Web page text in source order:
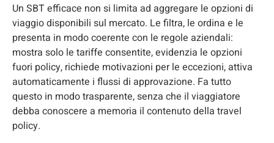
Un SBT efficace non si limita ad aggregare le opzioni di
viaggio disponibili sul mercato. Le filtra, le ordina e le
presenta in modo coerente con le regole aziendali:
mostra solo le tariffe consentite, evidenzia le opzioni
fuori policy, richiede motivazioni per le eccezioni, attiva
automaticamente i flussi di approvazione. Fa tutto
questo in modo trasparente, senza che il viaggiatore
debba conoscere a memoria il contenuto della travel
policy.